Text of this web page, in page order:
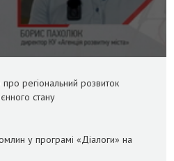
регіональний розвиток
стану
у програмі «Діалоги» на